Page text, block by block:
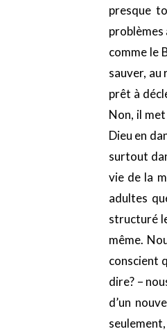
presque
problèmes
comme le
sauver, au
prêt à
Non, il
Dieu en
surtout
vie de la
adultes
structuré
même.
conscient
dire? –
d’un